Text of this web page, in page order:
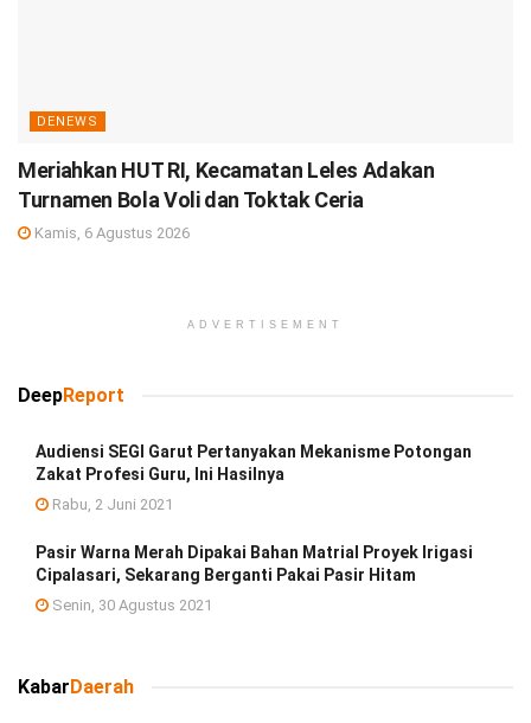
DENEWS
Meriahkan HUT RI, Kecamatan Leles Adakan
Turnamen Bola Voli dan Toktak Ceria
Kamis, 6 Agustus 2026
ADVERTISEMENT
DeepReport
Audiensi SEGI Garut Pertanyakan Mekanisme Potongan
Zakat Profesi Guru, Ini Hasilnya
Rabu, 2 Juni 2021
Pasir Warna Merah Dipakai Bahan Matrial Proyek Irigasi
Cipalasari, Sekarang Berganti Pakai Pasir Hitam
Senin, 30 Agustus 2021
KabarDaerah